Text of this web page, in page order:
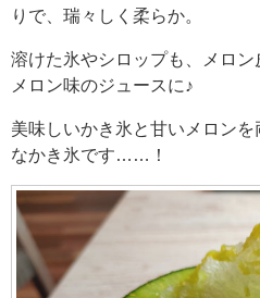
りで、瑞々しく柔らか。
溶けた氷やシロップも、メロ
メロン味のジュースに♪
美味しいかき氷と甘いメロン
なかき氷です……！